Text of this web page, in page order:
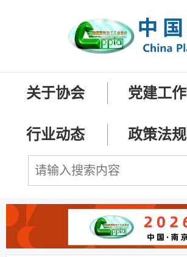
关于协会 党建工作
行业动态 政策法规